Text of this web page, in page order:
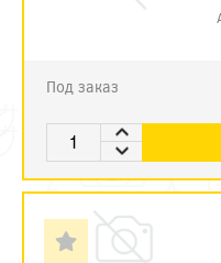
Под заказ